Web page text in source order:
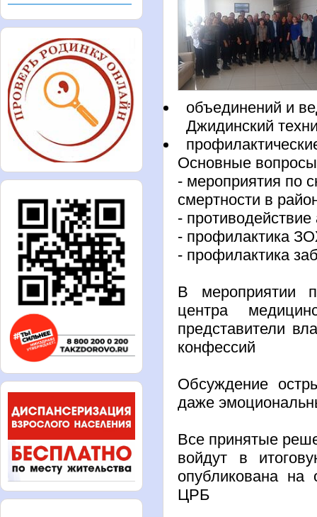
объединений и
Джидинский
Основные
- мероприятия по
смертности в
-
- профилактика
- профилактика
В мероприятии
центра
представители
конфессий
Обсуждение
даже
Все принятые
войдут в
опубликована на
ЦРБ